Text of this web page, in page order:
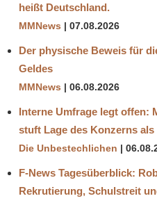
heißt Deutschland.
MMNews 07.08.2026
Der physische Beweis für
Geldes
MMNews 06.08.2026
Interne Umfrage legt offen:
stuft Lage des Konzerns
Die Unbestechlichen
F-News Tagesüberblick:
Rekrutierung, Schulstreit